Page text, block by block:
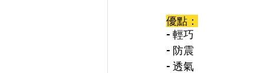
優點：
- 輕巧
- 防震
- 透氣